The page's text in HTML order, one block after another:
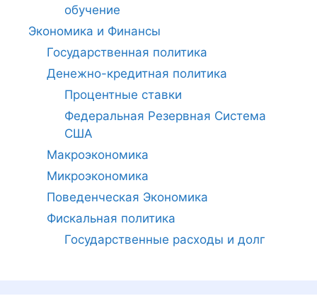
обучение
Экономика и Финансы
Государственная политика
Денежно-кредитная политика
Процентные ставки
Федеральная Резервная Система
США
Макроэкономика
Микроэкономика
Поведенческая Экономика
Фискальная политика
Государственные расходы и долг